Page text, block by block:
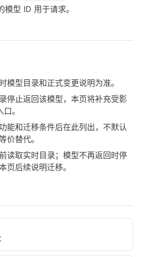
型 ID 用于请求。
模型目录和正式变更说明为准。
停止返回该模型，本页将补充受影
。
能和迁移条件后在此列出，不默认
价替代。
读取实时目录；模型不再返回时停
页后续说明迁移。